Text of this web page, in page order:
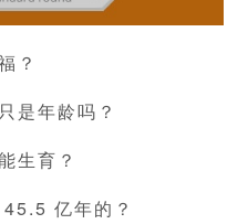
？
是年龄吗？
生育？
亿年的？